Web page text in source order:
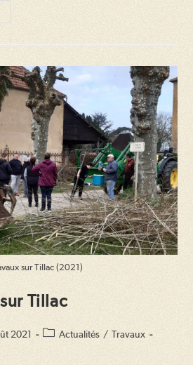
sur Tillac (2021)
Tillac
2021
PostActualités / Travaux